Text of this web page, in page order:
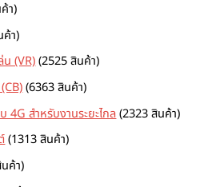
า
ค้า
(VR) 2525 สินค้า
6363 สินค้า
4G สำหรับงานระยะไกล 2323 สินค้า
1313 สินค้า
ค้า